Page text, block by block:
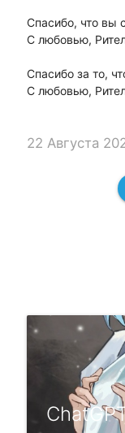
Спасибо, что вы
С любовью,
Спасибо за то,
С любовью,
22 Августа